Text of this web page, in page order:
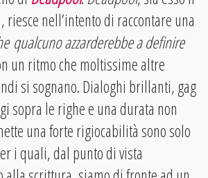
nell’intento di raccontare una
qualcuno azzarderebbe a definire
un ritmo che moltissime altre
si sognano. Dialoghi brillanti, gag
sopra le righe e una durata non
una forte rigiocabilità sono solo
i quali, dal punto di vista